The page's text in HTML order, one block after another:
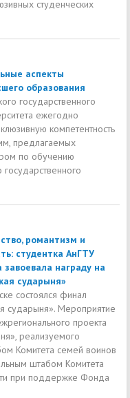
студенческих
аспекты
образования
государственного
ежегодно
компетентность
предлагаемых
по обучению
романтизм и
студентка АнГТУ
награду на
сударыня»
состоялся финал
сударыня». Мероприятие
проекта
реализуемого
Комитета семей воинов
штабом Комитета
при поддержке Фонда